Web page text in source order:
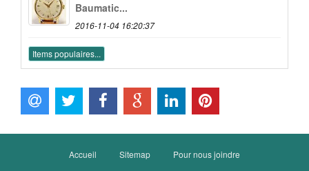
Baumatic...
2016-11-04 16:20:37
Items populaires...
Accueil Sitemap Pour nous joindre